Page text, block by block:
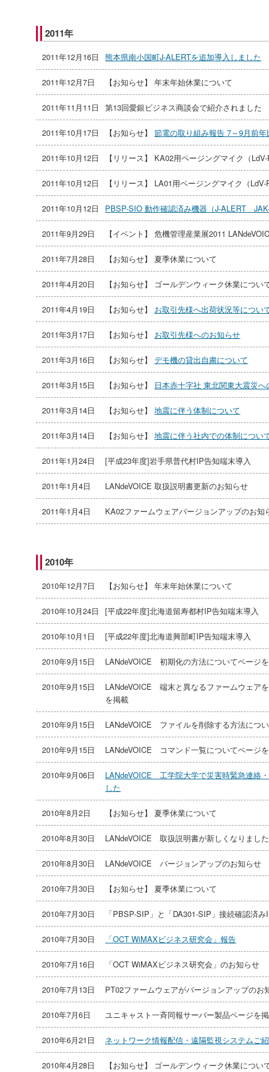
2011年
2011年12月16日 熊本県南小国町J-ALERTを追加導入しました
2011年12月7日 【お知らせ】 年末年始休業について
2011年11月11日 第13回愛銀ビジネス商談会で紹介されました
2011年10月17日 【お知らせ】節電の取り組み報告 7～9月前
2011年10月12日 【リリース】 KA02用ページングマイク（
2011年10月12日 【リリース】 LA01用ページングマイク（
2011年10月12日 PBSP-SIO 動作確認済み機器（J-ALERT
2011年9月29日 【イベント】 危機管理産業展2011
2011年7月28日 【お知らせ】 夏季休業について
2011年4月20日 【お知らせ】 ゴールデンウィーク休業につい
2011年4月19日 【お知らせ】 お取引先様へ出荷状況等につい
2011年3月17日 【お知らせ】 お取引先様へのお知らせ
2011年3月16日 【お知らせ】デモ機の貸出自粛について
2011年3月15日 【お知らせ】 日本赤十字社 東北関東大震災へ
2011年3月14日 【お知らせ】地震に伴う体制について
2011年3月14日 【お知らせ】地震に伴う社内での体制につい
2011年1月24日 [平成23年度]岩手県普代村IP告知端末導入
2011年1月4日 LANdeVOICE 取扱説明書更新のお知らせ
2011年1月4日 KA02ファームウェアバージョンアップのお知
2010年
2010年12月7日 【お知らせ】 年末年始休業について
2010年10月24日 [平成22年度]北海道留寿都村IP告知端末導入
2010年10月1日 [平成22年度]北海道興部町IP告知端末導入
2010年9月15日 LANdeVOICE 初期化の方法についてページ
2010年9月15日
LANdeVOICE 端末と異なるファームウェア
を掲載
2010年9月15日 LANdeVOICE ファイルを削除する方法につ
2010年9月15日 LANdeVOICE コマンド一覧についてページ
2010年9月06日
LANdeVOICE 工学院大学で災害時緊急連絡
した
2010年8月2日 【お知らせ】 夏季休業について
2010年8月30日 LANdeVOICE 取扱説明書が新しくなりました
2010年8月30日 LANdeVOICE バージョンアップのお知らせ
2010年7月30日 【お知らせ】 夏季休業について
2010年7月30日 「PBSP-SIP」と「DA301-SIP」接続確認済
2010年7月30日 「OCT WiMAXビジネス研究会」報告
2010年7月16日 「OCT WiMAXビジネス研究会」のお知らせ
2010年7月13日 PT02ファームウェアがバージョンアップのお
2010年7月6日 ユニキャスト一斉同報サーバー製品ページを
2010年6月21日 ネットワーク情報配信・遠隔監視システムご
2010年4月28日 【お知らせ】 ゴールデンウィーク休業につい